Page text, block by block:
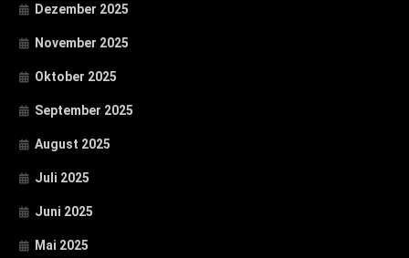
Dezember 2025
November 2025
Oktober 2025
September 2025
August 2025
Juli 2025
Juni 2025
Mai 2025